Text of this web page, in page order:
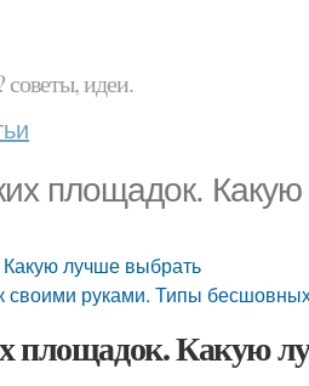
советы, идеи.
площадок.
лучше выбрать
своими руками. Типы
площадок. Какую